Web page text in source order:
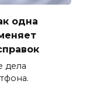
одна
дела